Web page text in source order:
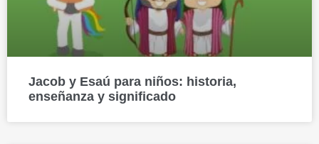
Jacob y Esaú para niños: historia,
enseñanza y significado